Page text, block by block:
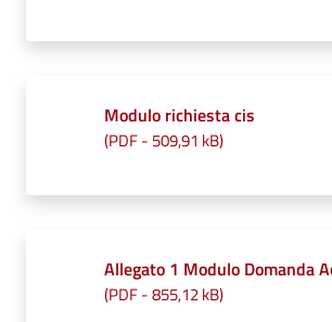
Modulo richiesta cis
(PDF- 509,91 kB)
Allegato 1 Modulo Domanda
(PDF-855,12 kB)